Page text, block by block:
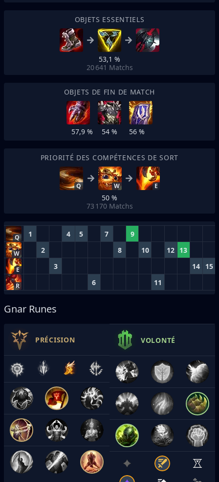
OBJETS ESSENTIELS
53,1 %
20 641 Matchs
OBJETS DE FIN DE MATCH
57,9 % 54 % 56 %
PRIORITÉ DES COMPÉTENCES DE SORT
Q W E
50 %
73 170 Matchs
Q 1 4 5 7 9
W 2 8 10 12 13
E 3 14 15
R 6 11
Gnar Runes
PRÉCISION VOLONTÉ